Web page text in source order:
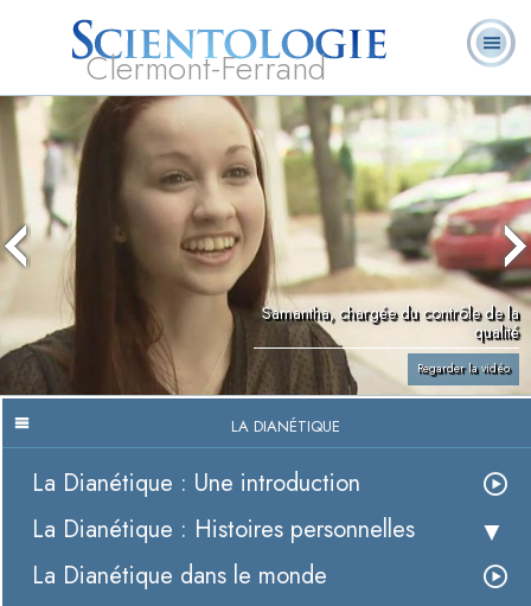
Clermont-Ferrand
L. Ron Hubbard
Qu’est-ce que la
Scientologie ?
Ministres
volontaires
Foire aux
questions
Livres
Samantha, chargée du contrôle de la
qualité
Regarder la vidéo
LA DIANÉTIQUE
La Dianétique : Une introduction
La Dianétique : Histoires personnelles
La Dianétique dans le monde